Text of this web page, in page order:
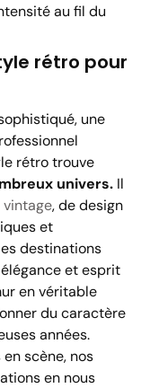
au fil du
rétro pour
une
rétro trouve
univers. Il
vintage, de design
et
destinations
et esprit
en véritable
du caractère
années.
scène, nos
en nous